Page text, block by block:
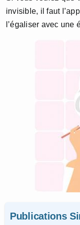
invisible, il faut
l’égaliser avec une
Publications